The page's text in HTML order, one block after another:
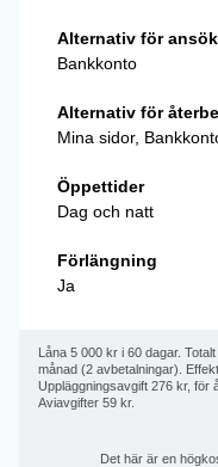
Alternativ för
Bankkonto
Alternativ för
Mina sidor,
Öppettider
Dag och natt
Förlängning
Ja
Låna 5 000 kr i 60 dagar.
månad (2 avbetalningar).
Uppläggningsavgift 276 kr, för
Aviavgifter 59 kr.
Det här är en